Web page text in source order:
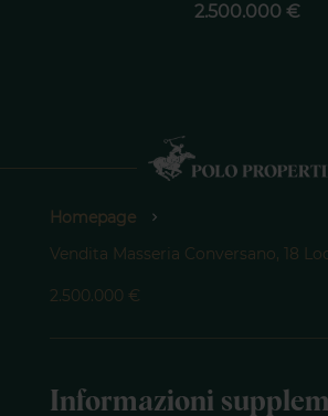
2.500.000 €
Homepage
Vendita Masseria Conversano, 18
2.500.000 €
Informazioni